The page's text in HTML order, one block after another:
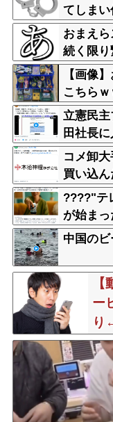
てしま
軽いと話
おまえ
続く限
【画像
こちら
ｗｗｗ
立憲民
田社長
コメ卸
買い込
へ
????"テ
が始ま
ぼ見な
中国の
ー
り
と